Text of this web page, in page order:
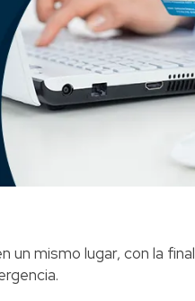
mismo lugar, con la